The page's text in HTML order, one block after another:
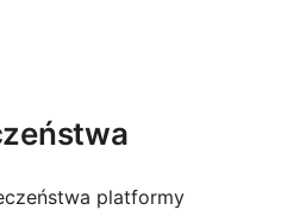
فارسی
platformy